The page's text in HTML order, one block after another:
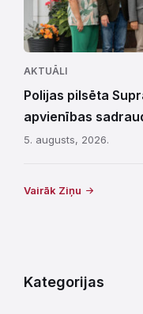
AKTUĀLI
Polijas pilsēta
apvienības
5. augusts, 2026.
Vairāk Ziņu
Kategorijas